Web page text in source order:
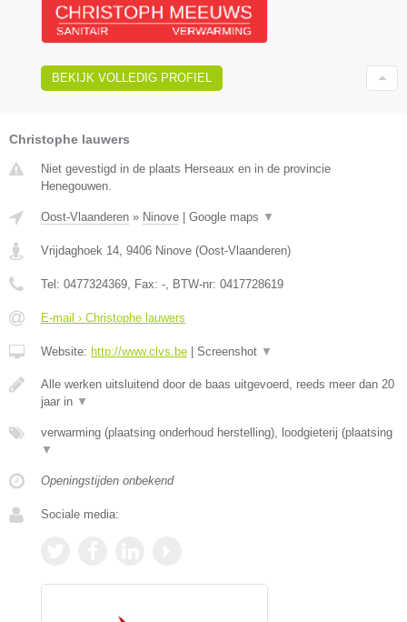
BEKIJK VOLLEDIG PROFIEL
Christophe lauwers
Niet gevestigd in de plaats Herseaux en in de provincie
Henegouwen.
Oost-Vlaanderen » Ninove Google maps ▼
Vrijdaghoek 14, 9406 Ninove (Oost-Vlaanderen)
Tel: 0477324369, Fax: -, BTW-nr: 0417728619
E-mail › Christophe lauwers
Website: http://www.clvs.be Screenshot ▼
Alle werken uitsluitend door de baas uitgevoerd, reeds meer dan 20
jaar in ▼
verwarming (plaatsing onderhoud herstelling), loodgieterij (plaatsing
▼
Openingstijden onbekend
Sociale media: